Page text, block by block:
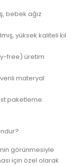
bebek ağız
yüksek kaliteli kıl
free) üretim
materyal
paketleme.
görünmesiyle
için özel olarak